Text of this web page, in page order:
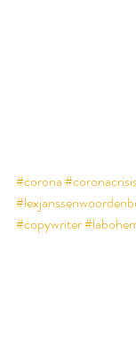
#corona
#copywriter